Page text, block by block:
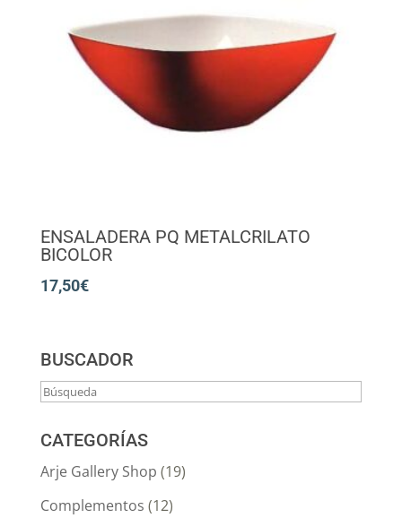
ENSALADERA PQ METALCRILATO
BICOLOR
17,50€
BUSCADOR
CATEGORÍAS
Arje Gallery Shop (19)
Complementos (12)